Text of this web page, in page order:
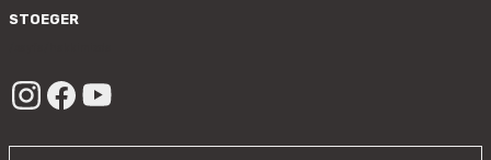
STOEGER